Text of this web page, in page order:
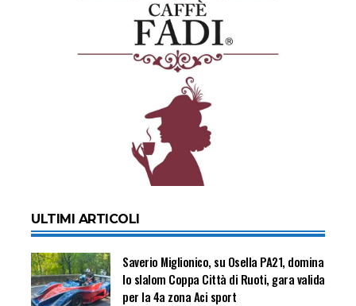
ULTIMI ARTICOLI
Saverio Miglionico, su Osella PA21, domina
lo slalom Coppa Città di Ruoti, gara valida
per la 4a zona Aci sport